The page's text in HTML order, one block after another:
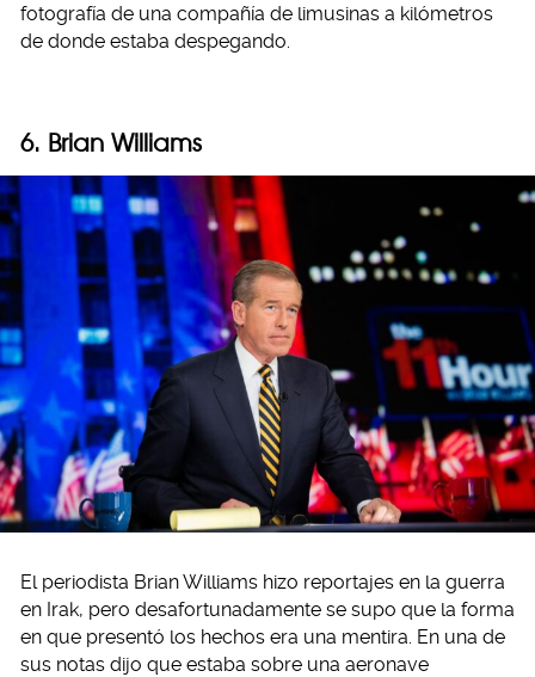
fotografía de una compañía de limusinas a kilómetros
de donde estaba despegando.
6. Brian Williams
El periodista Brian Williams hizo reportajes en la guerra
en Irak, pero desafortunadamente se supo que la forma
en que presentó los hechos era una mentira. En una de
sus notas dijo que estaba sobre una aeronave